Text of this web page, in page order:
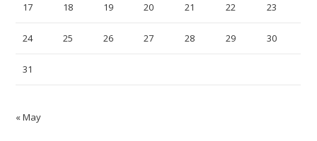
17 18 19 20 21 22 23
24 25 26 27 28 29 30
31
« May